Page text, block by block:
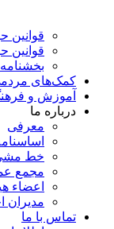
قوانین
قوانین
بخشنامه
کمک‌های
آموزش و
درباره ما
معرفی
خط
مجمع
اعضاء
مدیران
تماس با ما